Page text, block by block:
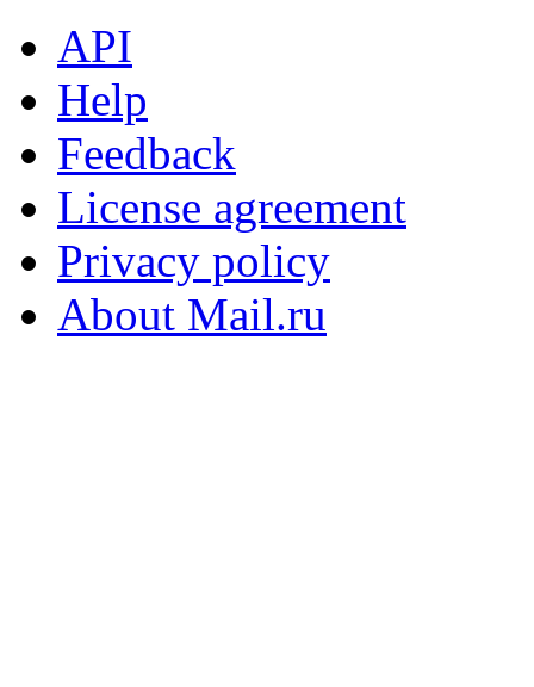
API
Help
Feedback
License agreement
Privacy policy
About Mail.ru